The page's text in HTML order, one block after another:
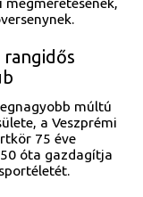
múltú
a Veszprémi
75 éve
óta gazdagítja